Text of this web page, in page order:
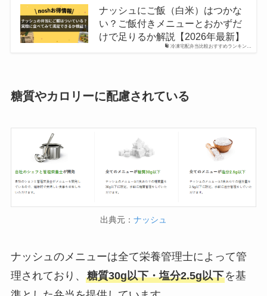
冷凍宅配弁当比較おすすめランキン…
ナッシュにご飯（白米）はつかな
い？ご飯付きメニューとおかずだ
けで足りるか解説【2026年最新】
糖質やカロリーに配慮されている
出典元： ナッシュ
ナッシュのメニューは全て栄養管理士によって管
理されており、 糖質30g以下・塩分2.5g以下を基